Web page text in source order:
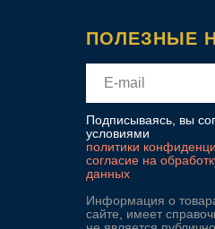
ПОЛЕЗНЫЕ
Подписываясь, вы
условиями
политики
согласие на
данных
Информация о
сайте, имеет